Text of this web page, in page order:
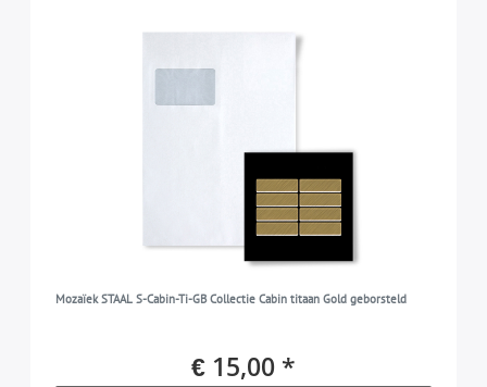
Mozaïek STAAL S-Cabin-Ti-GB Collectie Cabin titaan Gold geborsteld
€ 15,00 *